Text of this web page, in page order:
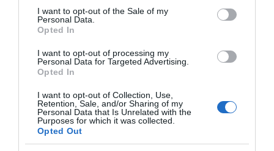
consent section.
I want to opt-out of the Sale of my
Personal Data.
Opted In
I want to opt-out of processing my
Personal Data for Targeted Advertising.
Opted In
I want to opt-out of Collection, Use,
Retention, Sale, and/or Sharing of my
Personal Data that Is Unrelated with the
Purposes for which it was collected.
Opted Out
Φωτογραφίες-κειμήλια από καλοκαίρια στην Άνδρο –
Η Άνδρος συνεχίζει να μπαρκάρει…
Κυκλάδες
ΟΡΜΟΣ ΚΟΡΘΙΟΥ: Όταν η φωτογραφία γίνεται μνήμη